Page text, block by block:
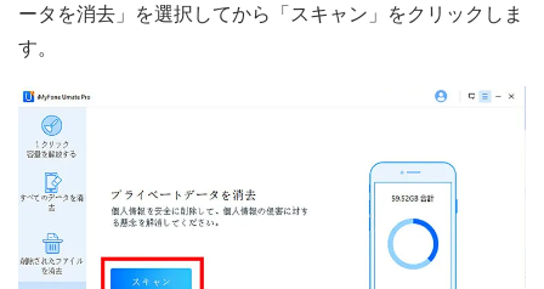
ータを消去」を選択してから「スキャン」をクリックしま
す。